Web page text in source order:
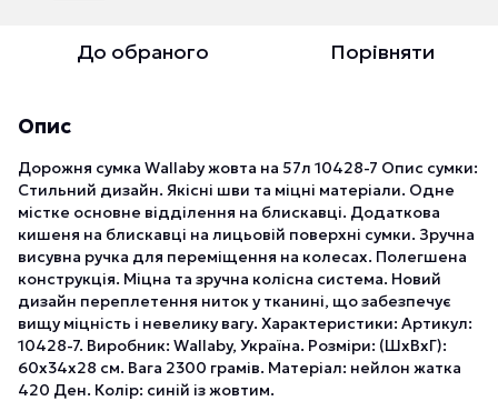
До обраного Порівняти
Опис
Дорожня сумка Wallaby жовта на 57л 10428-7 Опис сумки:
Стильний дизайн. Якісні шви та міцні матеріали. Одне
містке основне відділення на блискавці. Додаткова
кишеня на блискавці на лицьовій поверхні сумки. Зручна
висувна ручка для переміщення на колесах. Полегшена
конструкція. Міцна та зручна колісна система. Новий
дизайн переплетення ниток у тканині, що забезпечує
вищу міцність і невелику вагу. Характеристики: Артикул:
10428-7. Виробник: Wallaby, Україна. Розміри: (ШхВхГ):
60x34x28 см. Вага 2300 грамів. Матеріал: нейлон жатка
420 Ден. Колір: синій із жовтим.